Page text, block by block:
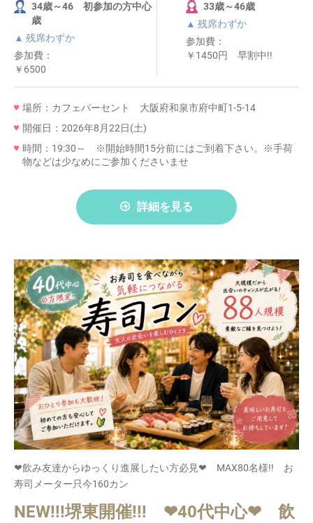
34歳～46 初参加の方中心
歳
▲ 残席わずか
参加費：
￥6500
33歳～46歳
▲ 残席わずか
参加費：
￥1450円 早割中!!
場所：カフェパーセント 大阪府和泉市府中町1-5-14
開催日：2026年8月22日(土)
時間：19:30～ ※開始時間15分前にはご到着下さい。※手荷
物などは少なめにご参加くださいませ
詳細を見る
❤飲み友達からゆっくり進展したい方必見❤ MAX80名様!! お
寿司メーター只今160カン
NEW!!!堺東開催!!! ❤40代中心❤ 飲